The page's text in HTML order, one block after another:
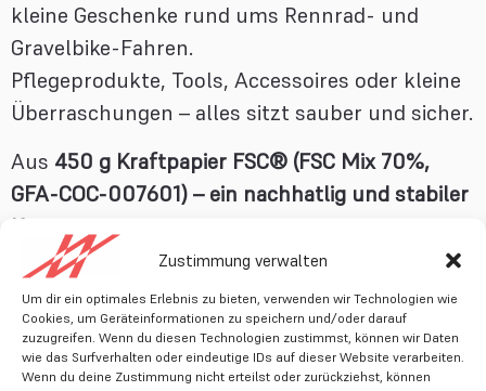
Zustimmung verwalten
Um dir ein optimales Erlebnis zu bieten, verwenden wir Technologien wie
Cookies, um Geräteinformationen zu speichern und/oder darauf
zuzugreifen. Wenn du diesen Technologien zustimmst, können wir Daten
wie das Surfverhalten oder eindeutige IDs auf dieser Website verarbeiten.
Wenn du deine Zustimmung nicht erteilst oder zurückziehst, können
kleine Geschenke rund ums Rennrad- und
Gravelbike-Fahren.
Pflegeprodukte, Tools, Accessoires oder kleine
Überraschungen – alles sitzt sauber und sicher.
Aus 450 g Kraftpapier FSC® (FSC Mix 70%,
GFA-COC-007601) – ein nachhatlig und stabiler
Karton
Die Box ist formstabil, langlebig und bewusst
reduziert im Design.
Perfekt für: